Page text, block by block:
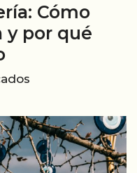
Cómo
y por qué